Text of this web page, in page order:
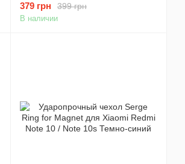
Shiny pink399 грн
379 грн
В наличии